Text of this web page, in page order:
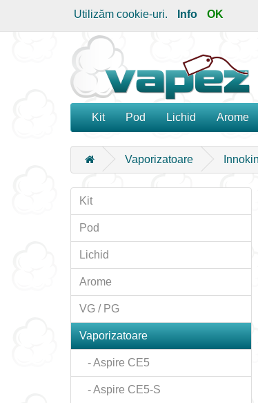
Utilizăm cookie-uri. Info OK
Kit Pod Lichid Arome
Vaporizatoare
Kit
Pod
Lichid
Arome
VG / PG
Vaporizatoare
- Aspire CE5
- Aspire CE5-S